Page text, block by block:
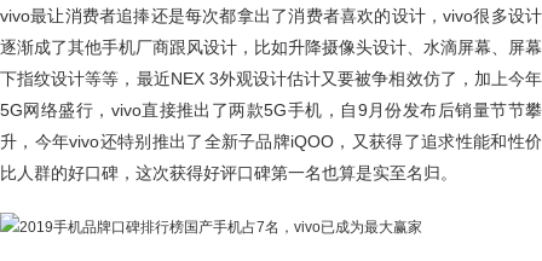
vivo最让消费者追捧还是每次都拿出了消费者喜欢的设计，vivo很多设计
逐渐成了其他手机厂商跟风设计，比如升降摄像头设计、水滴屏幕、屏幕
下指纹设计等等，最近NEX 3外观设计估计又要被争相效仿了，加上今年
5G网络盛行，vivo直接推出了两款5G手机，自9月份发布后销量节节攀
升，今年vivo还特别推出了全新子品牌iQOO，又获得了追求性能和性价
比人群的好口碑，这次获得好评口碑第一名也算是实至名归。